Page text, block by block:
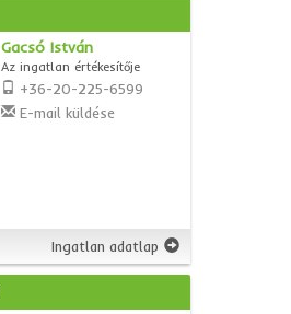
Gacsó István
Az ingatlan értékesítője
+36-20-225-6599
E-mail küldése
Ingatlan adatlap